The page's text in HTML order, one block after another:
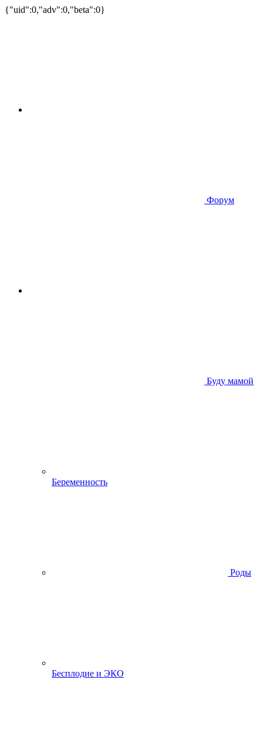
{"uid":0,"adv":0,"beta":0}
Форум
Буду мамой
Беременность
Роды
Бесплодие и ЭКО